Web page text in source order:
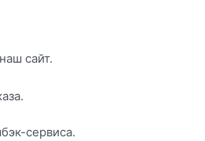
сайт.
сервиса.